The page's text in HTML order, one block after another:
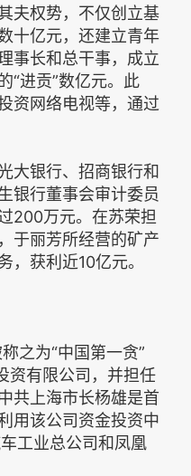
夫权势，不仅创立基
十亿元，还建立青年
事长和总干事，成立
“进贡”数亿元。此
资网络电视等，通过
大银行、招商银行和
银行董事会审计委员
200万元。在苏荣担
于丽芳所经营的矿产
，获利近10亿元。
之为“中国第一贪”
资有限公司，并担任
共上海市长杨雄是首
用该公司资金投资中
工业总公司和凤凰